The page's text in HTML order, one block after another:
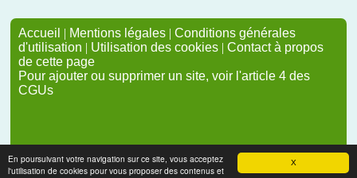
X
En poursuivant votre navigation sur ce site, vous acceptez
l'utilisation de cookies pour vous proposer des contenus et
Accueil | Mentions légales | Conditions générales
d'utilisation | Utilisation des cookies | Contact à propos
de cette page
Pour ajouter ou supprimer un site, voir l'article 4 des
CGUs